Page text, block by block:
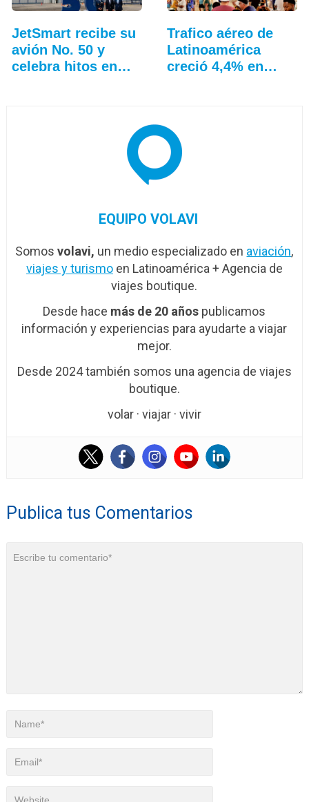
JetSmart recibe su
avión No. 50 y
celebra hitos en
Trafico aéreo de
Latinoamérica
creció 4,4% en
EQUIPO VOLAVI
Somosvolavi, un medio especializado en aviación,
viajes y turismoen Latinoamérica + Agencia de
viajes boutique.
Desde hace más de 20 años publicamos
información y experiencias para ayudarte a viajar
mejor.
Desde 2024 también somos una agencia de viajes
boutique.
volar · viajar · vivir
Publica tus Comentarios